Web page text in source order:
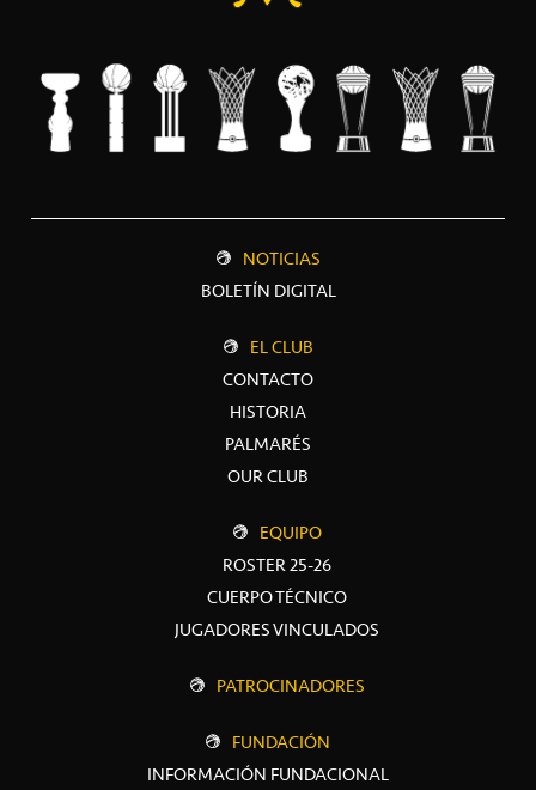
NOTICIAS
BOLETÍN DIGITAL
EL CLUB
CONTACTO
HISTORIA
PALMARÉS
OUR CLUB
EQUIPO
ROSTER 25-26
CUERPO TÉCNICO
JUGADORES VINCULADOS
PATROCINADORES
FUNDACIÓN
INFORMACIÓN FUNDACIONAL